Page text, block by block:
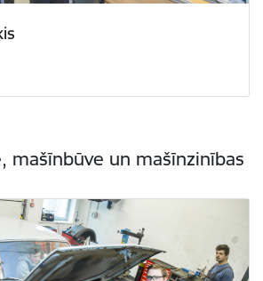
mašīnbūve un mašīnzinības